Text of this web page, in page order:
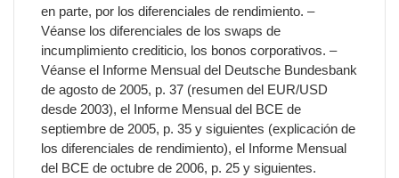
en parte, por los diferenciales de rendimiento. –
Véanse los diferenciales de los swaps de
incumplimiento crediticio, los bonos corporativos. –
Véanse el Informe Mensual del Deutsche Bundesbank
de agosto de 2005, p. 37 (resumen del EUR/USD
desde 2003), el Informe Mensual del BCE de
septiembre de 2005, p. 35 y siguientes (explicación de
los diferenciales de rendimiento), el Informe Mensual
del BCE de octubre de 2006, p. 25 y siguientes.